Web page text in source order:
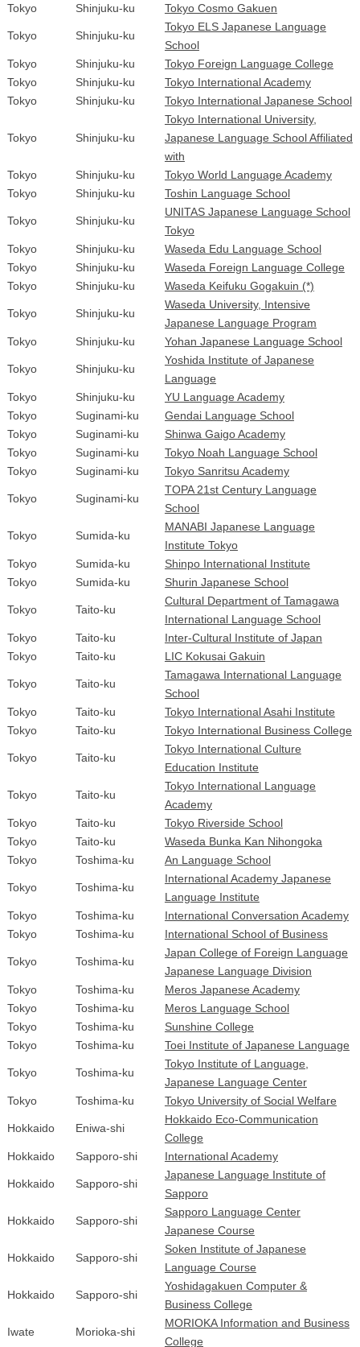
Tokyo
Shinjuku-ku Tokyo Cosmo Gakuen
Tokyo Shinjuku-ku
Tokyo ELS Japanese Language
School
Tokyo
Shinjuku-ku
Tokyo Foreign Language College
Tokyo
Shinjuku-ku
Tokyo International Academy
Tokyo
Shinjuku-ku Tokyo International Japanese School
Tokyo Shinjuku-ku
Tokyo International University,
Japanese Language School Affiliated
with
Tokyo
Shinjuku-ku
Tokyo World Language Academy
Tokyo
Shinjuku-ku Toshin Language School
Tokyo Shinjuku-ku
UNITAS Japanese Language School
Tokyo
Tokyo
Shinjuku-ku
Waseda Edu Language School
Tokyo
Shinjuku-ku
Waseda Foreign Language College
Tokyo
Shinjuku-ku Waseda Keifuku Gogakuin (*)
Tokyo Shinjuku-ku
Waseda University, Intensive
Japanese Language Program
Tokyo
Shinjuku-ku Yohan Japanese Language School
Tokyo Shinjuku-ku
Yoshida Institute of Japanese
Language
Tokyo
Shinjuku-ku
YU Language Academy
Tokyo
Suginami-ku
Gendai Language School
Tokyo
Suginami-ku
Shinwa Gaigo Academy
Tokyo
Suginami-ku
Tokyo Noah Language School
Tokyo
Suginami-ku Tokyo Sanritsu Academy
Tokyo Suginami-ku
TOPA 21st Century Language
School
Tokyo Sumida-ku
MANABI Japanese Language
Institute Tokyo
Tokyo
Sumida-ku
Shinpo International Institute
Tokyo
Sumida-ku Shurin Japanese School
Tokyo Taito-ku
Cultural Department of Tamagawa
International Language School
Tokyo
Taito-ku
Inter-Cultural Institute of Japan
Tokyo
Taito-ku LIC Kokusai Gakuin
Tokyo Taito-ku
Tamagawa International Language
School
Tokyo
Taito-ku
Tokyo International Asahi Institute
Tokyo
Taito-ku Tokyo International Business College
Tokyo Taito-ku
Tokyo International Culture
Education Institute
Tokyo Taito-ku
Tokyo International Language
Academy
Tokyo
Taito-ku
Tokyo Riverside School
Tokyo
Taito-ku
Waseda Bunka Kan Nihongoka
Tokyo
Toshima-ku An Language School
Tokyo Toshima-ku
International Academy Japanese
Language Institute
Tokyo
Toshima-ku
International Conversation Academy
Tokyo
Toshima-ku International School of Business
Tokyo Toshima-ku
Japan College of Foreign Language
Japanese Language Division
Tokyo
Toshima-ku
Meros Japanese Academy
Tokyo
Toshima-ku
Meros Language School
Tokyo
Toshima-ku
Sunshine College
Tokyo
Toshima-ku Toei Institute of Japanese Language
Tokyo Toshima-ku
Tokyo Institute of Language,
Japanese Language Center
Tokyo
Toshima-ku Tokyo University of Social Welfare
Hokkaido Eniwa-shi
Hokkaido Eco-Communication
College
Hokkaido
Sapporo-shi International Academy
Hokkaido Sapporo-shi
Japanese Language Institute of
Sapporo
Hokkaido Sapporo-shi
Sapporo Language Center
Japanese Course
Hokkaido Sapporo-shi
Soken Institute of Japanese
Language Course
Hokkaido Sapporo-shi
Yoshidagakuen Computer &
Business College
Iwate Morioka-shi
MORIOKA Information and Business
College